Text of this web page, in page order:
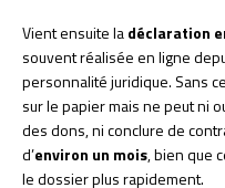
Vient ensuite ladéclaration
souvent réalisée en ligne
personnalité juridique. Sans
sur le papier mais ne peut ni
des dons, ni conclure de
d’environ un mois, bien que
le dossier plus rapidement.